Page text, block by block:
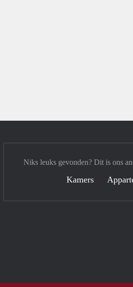
Niks leuks gevonden? Dit is ons
Kamers